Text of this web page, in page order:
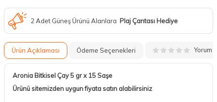
2 Adet Güneş Ürünü Alanlara Plaj Çantası Hediye
Ürün Açıklaması Ödeme Seçenekleri Yorum
Aronia Bitkisel Çay 5 gr x 15 Saşe
Ürünü sitemizden uygun fiyata satın alabilirsiniz